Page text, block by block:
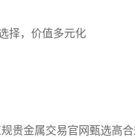
择，价值多元化
贵金属交易官网甄选高合